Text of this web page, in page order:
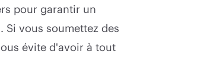
pour garantir un
vous soumettez des
évite d'avoir à tout